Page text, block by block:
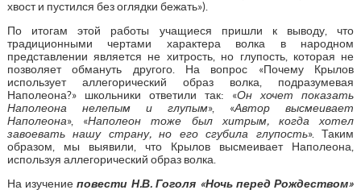
хвост и пустился без оглядки бежать»).
По итогам этой работы учащиеся пришли к выводу, что
традиционными чертами характера волка в народном
представлении является не хитрость, но глупость, которая не
позволяет обмануть другого. На вопрос «Почему Крылов
использует аллегорический образ волка, подразумевая
Наполеона?» школьники ответили так: «Он хочет показать
Наполеона нелепым и глупым», «Автор высмеивает
Наполеона», «Наполеон тоже был хитрым, когда хотел
завоевать нашу страну, но его сгубила глупость». Таким
образом, мы выявили, что Крылов высмеивает Наполеона,
используя аллегорический образ волка.
На изучениеповести Н.В. Гоголя «Ночь перед Рождеством»